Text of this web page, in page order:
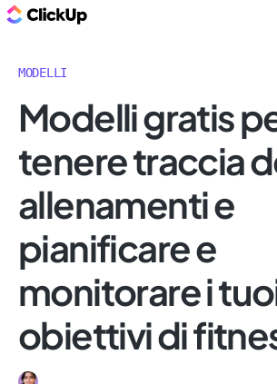
MODELLI
Modelli gratis
tenere traccia
allenamenti e
pianificare e
monitorare i
obiettivi di